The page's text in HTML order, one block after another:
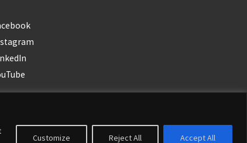
Customize Reject All Accept All